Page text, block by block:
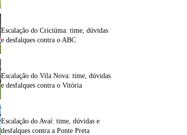
Escalação do Criciúma: time, dúvidas
e desfalques contra o ABC
Escalação do Vila Nova: time, dúvidas
e desfalques contra o Vitória
Escalação do Avaí: time, dúvidas e
desfalques contra a Ponte Preta